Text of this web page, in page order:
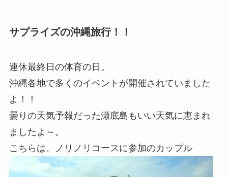
サプライズの沖縄旅行！！
連休最終日の体育の日。
沖縄各地で多くのイベントが開催されていました
よ！！
曇りの天気予報だった瀬底島もいい天気に恵まれ
ましたよ～。
こちらは、ノリノリコースに参加のカップル